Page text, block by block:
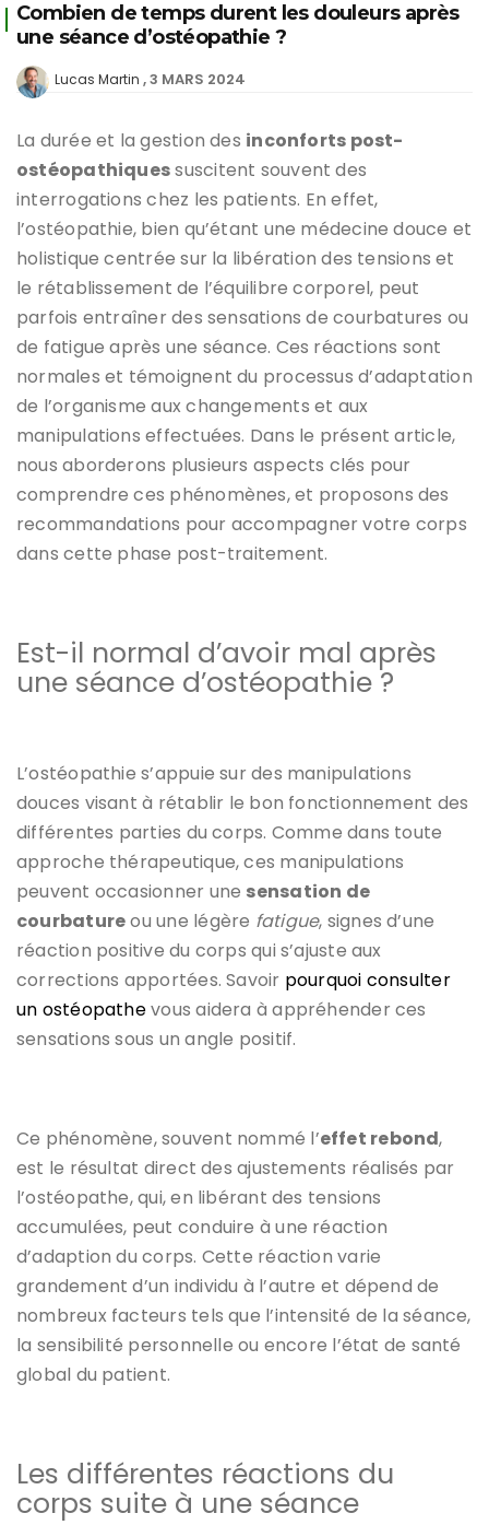
Combien de temps durent les douleurs après
une séance d’ostéopathie ?
Lucas Martin 3 MARS 2024
La durée et la gestion des inconforts post-
ostéopathiquessuscitent souvent des
interrogations chez les patients. En effet,
l’ostéopathie, bien qu’étant une médecine douce et
holistique centrée sur la libération des tensions et
le rétablissement de l’équilibre corporel, peut
parfois entraîner des sensations de courbatures ou
de fatigue après une séance. Ces réactions sont
normales et témoignent du processus d’adaptation
de l’organisme aux changements et aux
manipulations effectuées. Dans le présent article,
nous aborderons plusieurs aspects clés pour
comprendre ces phénomènes, et proposons des
recommandations pour accompagner votre corps
dans cette phase post-traitement.
Est-il normal d’avoir mal après
une séance d’ostéopathie ?
L’ostéopathie s’appuie sur des manipulations
douces visant à rétablir le bon fonctionnement des
différentes parties du corps. Comme dans toute
approche thérapeutique, ces manipulations
peuvent occasionner une sensation de
courbatureou une légère fatigue, signes d’une
réaction positive du corps qui s’ajuste aux
corrections apportées. Savoir pourquoi consulter
un ostéopathevous aidera à appréhender ces
sensations sous un angle positif.
Ce phénomène, souvent nommé l’effet rebond,
est le résultat direct des ajustements réalisés par
l’ostéopathe, qui, en libérant des tensions
accumulées, peut conduire à une réaction
d’adaption du corps. Cette réaction varie
grandement d’un individu à l’autre et dépend de
nombreux facteurs tels que l’intensité de la séance,
la sensibilité personnelle ou encore l’état de santé
global du patient.
Les différentes réactions du
corps suite à une séance